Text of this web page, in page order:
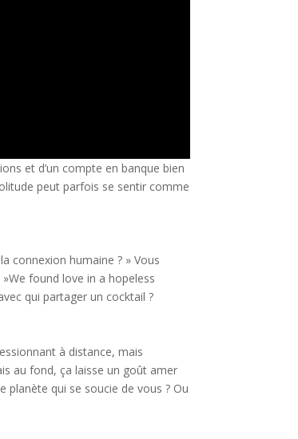
et d’un compte en banque bien
peut parfois se sentir comme
connexion humaine ? » Vous
found love in a hopeless
qui partager un cocktail ?
à distance, mais
au fond, ça laisse un goût amer
planète qui se soucie de vous ? Ou